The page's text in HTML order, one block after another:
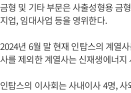
금형 및 기타 부문은 사출성형용 금
지업, 임대사업 등을 영위한다.
2024년 6월 말 현재 인탑스의 계열
사를 제외한 계열사는 신재생에너
인탑스의 이사회는 사내이사 4명,